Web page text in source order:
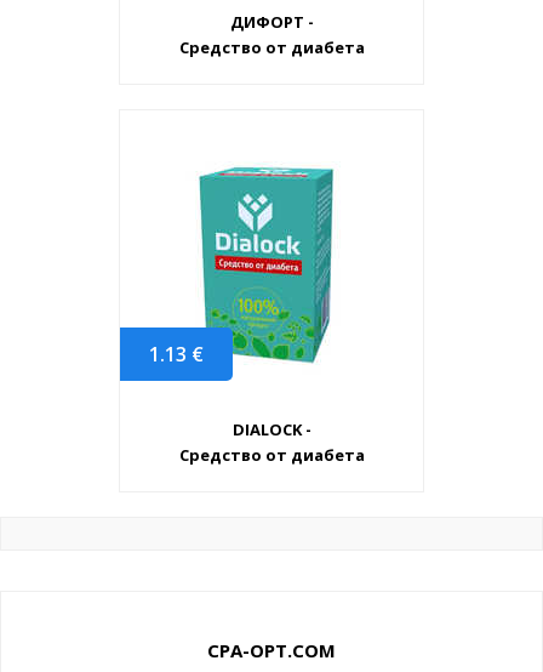
ДИФОРТ -
Средство от диабета
1.13 €
DIALOCK -
Средство от диабета
CPA-OPT.COM